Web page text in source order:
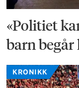
«Politiet
barn
KRONIKK